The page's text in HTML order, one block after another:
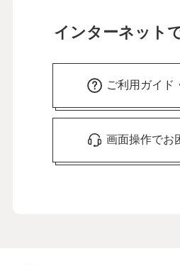
インターネット
ご利用ガイド
画面操作でお